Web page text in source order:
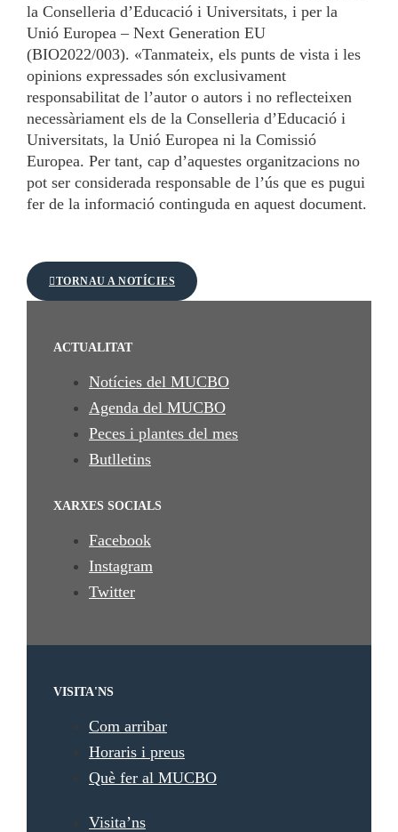
la Conselleria d’Educació i Universitats, i per la
Unió Europea – Next Generation EU
(BIO2022/003). «Tanmateix, els punts de vista i les
opinions expressades són exclusivament
responsabilitat de l’autor o autors i no reflecteixen
necessàriament els de la Conselleria d’Educació i
Universitats, la Unió Europea ni la Comissió
Europea. Per tant, cap d’aquestes organitzacions no
pot ser considerada responsable de l’ús que es pugui
fer de la informació continguda en aquest document.
TORNAU A NOTÍCIES
ACTUALITAT
Notícies del MUCBO
Agenda del MUCBO
Peces i plantes del mes
Butlletins
XARXES SOCIALS
Facebook
Instagram
Twitter
VISITA'NS
Com arribar
Horaris i preus
Què fer al MUCBO
Visita’ns